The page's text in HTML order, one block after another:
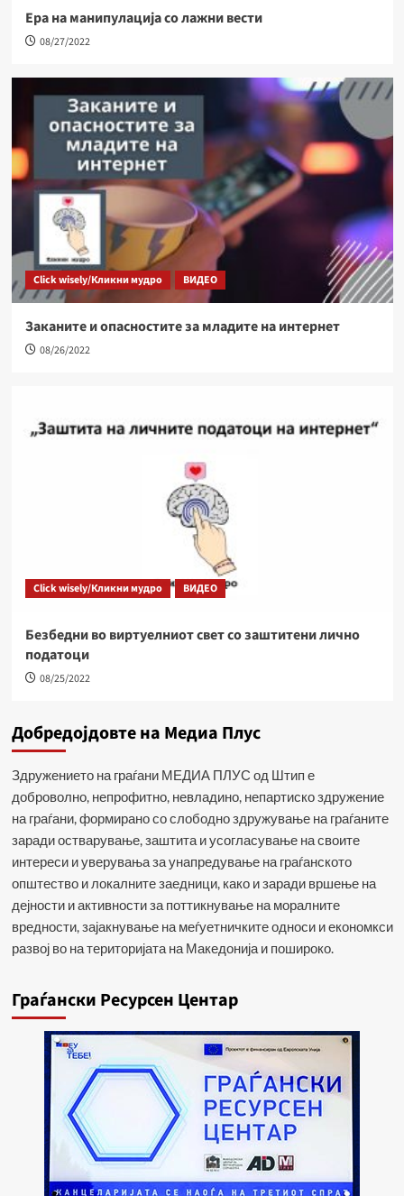
Ера на манипулација со лажни вести
08/27/2022
Click wisely/Кликни мудро ВИДЕО
Заканите и опасностите за младите на интернет
08/26/2022
Click wisely/Кликни мудро ВИДЕО
Безбедни во виртуелниот свет со заштитени лично
податоци
08/25/2022
Добредојдовте на Медиа Плус
Здружението на граѓани МЕДИА ПЛУС од Штип е
доброволно, непрофитно, невладино, непартиско здружение
на граѓани, формирано со слободно здружување на граѓаните
заради остварување, заштита и усогласување на своите
интереси и уверувања за унапредување на граѓанското
општество и локалните заедници, како и заради вршење на
дејности и активности за поттикнување на моралните
вредности, зајакнување на меѓуетничките односи и економкси
развој во на територијата на Македонија и пошироко.
Граѓански Ресурсен Центар